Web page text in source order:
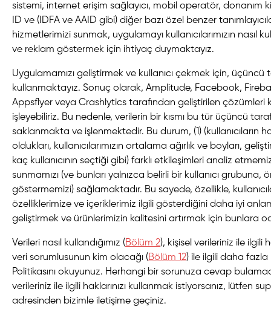
sistemi, internet erişim sağlayıcı, mobil operatör, donanım
ID ve (IDFA ve AAID gibi) diğer bazı özel benzer
hizmetlerimizi sunmak, uygulamayı kullanıcılarımızın nasıl
ve reklam göstermek için ihtiyaç duymaktayız.
Uygulamamızı geliştirmek ve kullanıcı çekmek için,
kullanmaktayız. Sonuç olarak, Amplitude, Facebook,
Appsflyer veya Crashlytics tarafından geliştirilen çözümleri
işleyebiliriz. Bu nedenle, verilerin bir kısmı bu tür üçüncü
saklanmakta ve işlenmektedir. Bu durum, (1) (kullanıcıların
oldukları, kullanıcılarımızın ortalama ağırlık ve boyları,
kaç kullanıcının seçtiği gibi) farklı etkileşimleri analiz
sunmamızı (ve bunları yalnızca belirli bir kullanıcı grubuna,
göstermemizi) sağlamaktadır. Bu sayede, özellikle,
özelliklerimize ve içeriklerimiz ilgili gösterdiğini daha iyi
geliştirmek ve ürünlerimizin kalitesini artırmak için bunlara
Verileri nasıl kullandığımız (Bölüm 2), kişisel verileriniz ile ilgili
veri sorumlusunun kim olacağı (Bölüm 12) ile ilgili daha fazla
Politikasını okuyunuz. Herhangi bir sorunuza cevap
verileriniz ile ilgili haklarınızı kullanmak istiyorsanız, lütfen
adresinden bizimle iletişime geçiniz.